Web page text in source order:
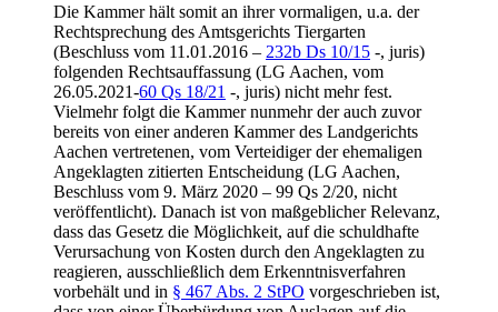
Die Kammer hält somit an ihrer vormaligen, u.a. der
Rechtsprechung des Amtsgerichts Tiergarten
(Beschluss vom 11.01.2016 – 232b Ds 10/15 -, juris)
folgenden Rechtsauffassung (LG Aachen, vom
26.05.2021-60 Qs 18/21 -, juris) nicht mehr fest.
Vielmehr folgt die Kammer nunmehr der auch zuvor
bereits von einer anderen Kammer des Landgerichts
Aachen vertretenen, vom Verteidiger der ehemaligen
Angeklagten zitierten Entscheidung (LG Aachen,
Beschluss vom 9. März 2020 – 99 Qs 2/20, nicht
veröffentlicht). Danach ist von maßgeblicher Relevanz,
dass das Gesetz die Möglichkeit, auf die schuldhafte
Verursachung von Kosten durch den Angeklagten zu
reagieren, ausschließlich dem Erkenntnisverfahren
vorbehält und in § 467 Abs. 2 StPO vorgeschrieben ist,